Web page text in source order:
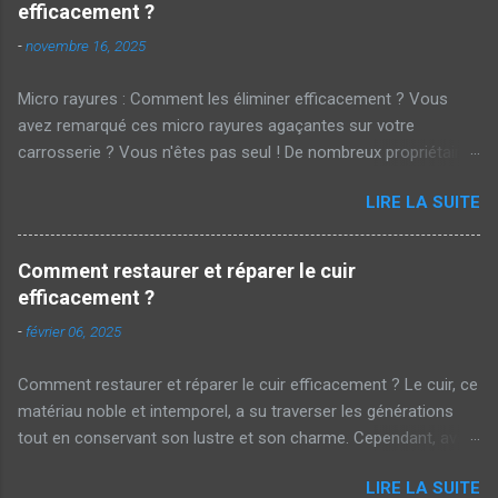
efficacement ?
-novembre 16, 2025
Micro rayures : Comment les éliminer efficacement ? Vous
avez remarqué ces micro rayures agaçantes sur votre
carrosserie ? Vous n'êtes pas seul ! De nombreux propriétaires
embêtantes . Mais alors, comment les éliminer efficacement ?
Cet article vous dévoile les secrets d'un polissage réussi.
Qu'est-ce qu'une micro rayure ? Les micro rayures sont de
petites égratignures superficielles qui apparaissent souvent sur
courantes telles que le lavage manuel avec un chiffon rugueux
Bien que discrètes, elles ternissent l'éclat de votre voiture.
Impact sur l'esthétique et la valeur Pour beaucoup, ces micro
rayures représentent un défaut esthétique majeur. En effet, une
LIRE LA SUITE
Comment restaurer et réparer le cuir
efficacement ?
- février 06, 2025
Comment restaurer et réparer le cuir efficacement ? Le cuir, ce
matériau noble et intemporel, a su traverser les générations
tout en conservant son lustre et son charme. Cependant, avec
coup de neuf. Alors, comment restaurer et réparer le cuir
LIRE LA SUITE